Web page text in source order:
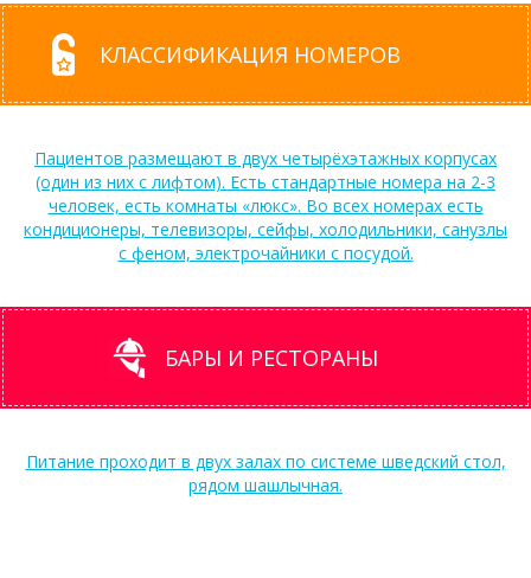
КЛАССИФИКАЦИЯ НОМЕРОВ
Пациентов размещают в двух четырёхэтажных корпусах
(один из них с лифтом). Есть стандартные номера на 2-3
человек, есть комнаты «люкс». Во всех номерах есть
кондиционеры, телевизоры, сейфы, холодильники, санузлы
с феном, электрочайники с посудой.
БАРЫ И РЕСТОРАНЫ
Питание проходит в двух залах по системе шведский стол,
рядом шашлычная.